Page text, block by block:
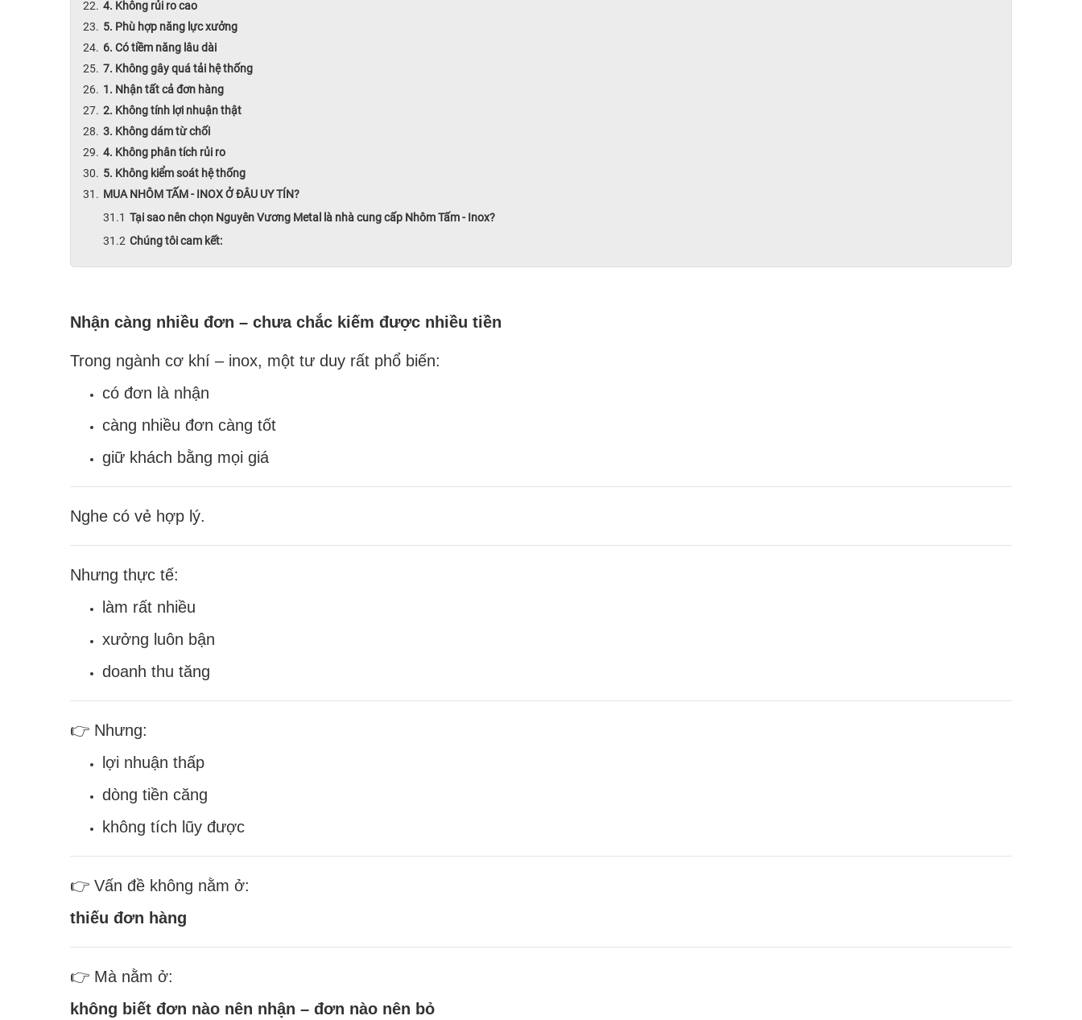
4. Không rủi ro cao
5. Phù hợp năng lực xưởng
6. Có tiềm năng lâu dài
7. Không gây quá tải hệ thống
1. Nhận tất cả đơn hàng
2. Không tính lợi nhuận thật
3. Không dám từ chối
4. Không phân tích rủi ro
5. Không kiểm soát hệ thống
MUA NHÔM TẤM - INOX Ở ĐÂU UY TÍN?
Tại sao nên chọn Nguyên Vương Metal là nhà cung cấp Nhôm Tấm - Inox?
Chúng tôi cam kết:
Nhận càng nhiều đơn – chưa chắc kiếm được nhiều tiền
Trong ngành cơ khí – inox, một tư duy rất phổ biến:
có đơn là nhận
càng nhiều đơn càng tốt
giữ khách bằng mọi giá
Nghe có vẻ hợp lý.
Nhưng thực tế:
làm rất nhiều
xưởng luôn bận
doanh thu tăng
👉 Nhưng:
lợi nhuận thấp
dòng tiền căng
không tích lũy được
👉 Vấn đề không nằm ở:
thiếu đơn hàng
👉 Mà nằm ở:
không biết đơn nào nên nhận – đơn nào nên bỏ